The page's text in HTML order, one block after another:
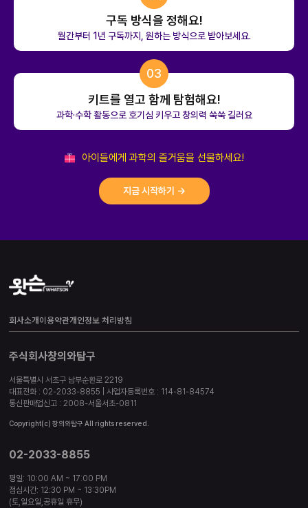
구독 방식을 정해요!
월간부터 1년 구독까지, 원하는 방식으로 받아보세요.
03
키트를 열고 함께 탐험해요!
과학·수학 활동으로 호기심 키우고 창의력 쑥쑥 길러요
아이들에게 과학의 즐거움을 선물하세요!
지금 시작하기 →
회사소개이용약관개인정보 처리방침
주식회사창의와탐구
서울특별시 서초구 남부순환로 2219
대표전화 : 02-2033-8855 | 사업자등록번호 : 114-81-84574
통신판매업신고 : 2008-서울서초-0811
Copyright(c) 창의와탐구 All rights reserved.
02-2033-8855
평일: 10:00 AM ~ 17:00 PM
점심시간: 12:30 PM ~ 13:30PM
(토,일요일,공휴일 휴무)